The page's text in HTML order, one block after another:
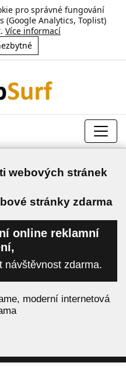
pro správné fungování
(Google Analytics, Toplist)
Více informací
webových stránek
stránky zdarma
online reklamní
návštěvnost zdarma.
moderní internetová